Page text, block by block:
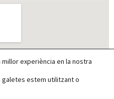
experiència en la nostra
galetes estem utilitzant o